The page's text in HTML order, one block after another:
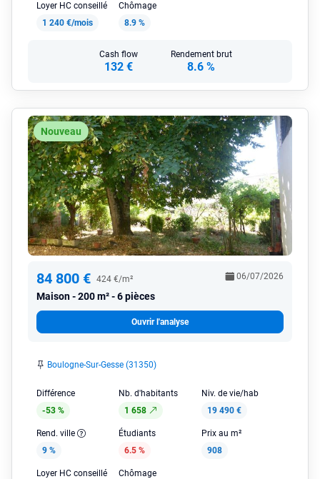
Loyer HC conseillé
1 240 €/mois
Chômage
8.9 %
Cash flow
132 €
Rendement brut
8.6 %
Nouveau
84 800 € 424 €/m²
Maison 200 m² - 6 pièces
06/07/2026
Ouvrir l'analyse
Boulogne-Sur-Gesse (31350)
Différence
-53 %
Nb. d'habitants
1 658
Niv. de vie/hab
19 490 €
Rend. ville
9 %
Étudiants
6.5 %
Prix au m²
908
Loyer HC conseillé
Chômage